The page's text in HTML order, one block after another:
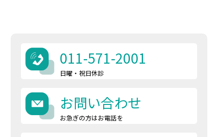
011-571-2001
日曜・祝日休診
お問い合わせ
お急ぎの方はお電話を